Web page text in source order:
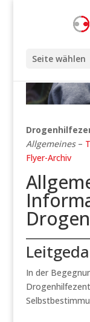
Seite wählen
Allgemeines–
Flyer-Archiv
In der